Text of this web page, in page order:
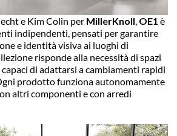
e Kim Colin per MillerKnoll, OE1 è
indipendenti, pensati per garantire
e identità visiva ai luoghi di
risponde alla necessità di spazi
di adattarsi a cambiamenti rapidi
prodotto funziona autonomamente
altri componenti e con arredi